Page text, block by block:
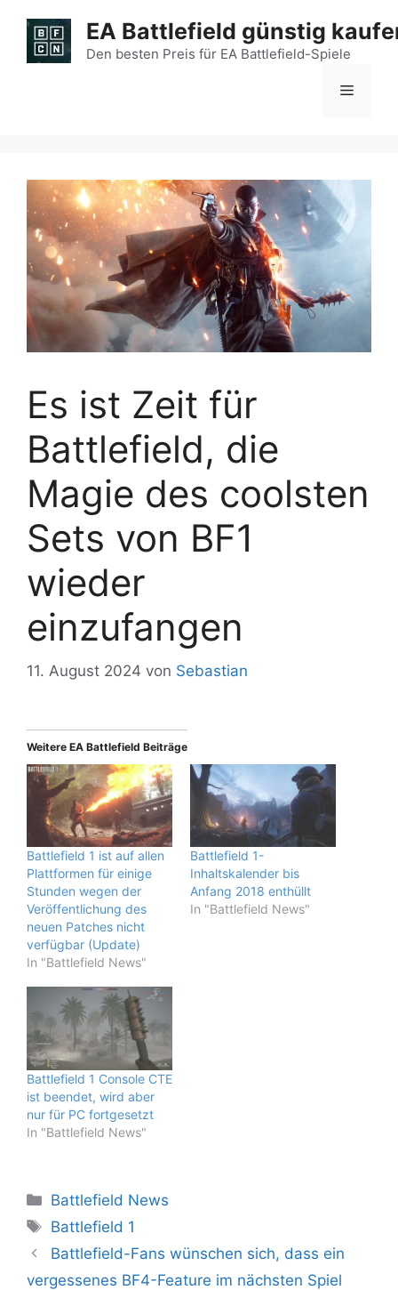
Inhalt
springen
EA Battlefield günstig
Den besten Preis für EA Battlefield-Spiele
Menü
Es ist Zeit für
Battlefield, die
Magie des coolsten
Sets von BF1
wieder
einzufangen
11. August 2024 von Sebastian
Weitere EA Battlefield Beiträge
Battlefield 1 ist auf allen
Plattformen für einige
Stunden wegen der
Veröffentlichung des
neuen Patches nicht
verfügbar (Update)
In "Battlefield News"
Battlefield 1-
Inhaltskalender bis
Anfang 2018 enthüllt
In "Battlefield News"
Battlefield 1 Console CTE
ist beendet, wird aber
nur für PC fortgesetzt
In "Battlefield News"
Kategorien
Battlefield News
Schlagwörter
Battlefield 1
Battlefield-Fans wünschen sich, dass ein
vergessenes BF4-Feature im nächsten Spiel